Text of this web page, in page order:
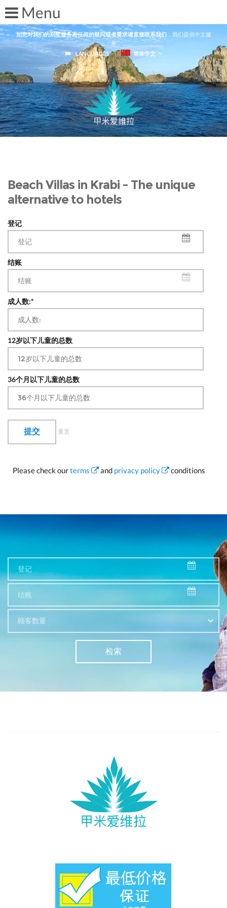
如您对我们的别墅服务有任何的疑问或者要求请直接联系我们，我们提供中文服
务
LANGUAGES
简体中文
Beach Villas in Krabi - The unique
alternative to hotels
登记
结账
成人数:*
12岁以下儿童的总数
36个月以下儿童的总数
Please check ourterms and privacy policy conditions
顾客数量
检索